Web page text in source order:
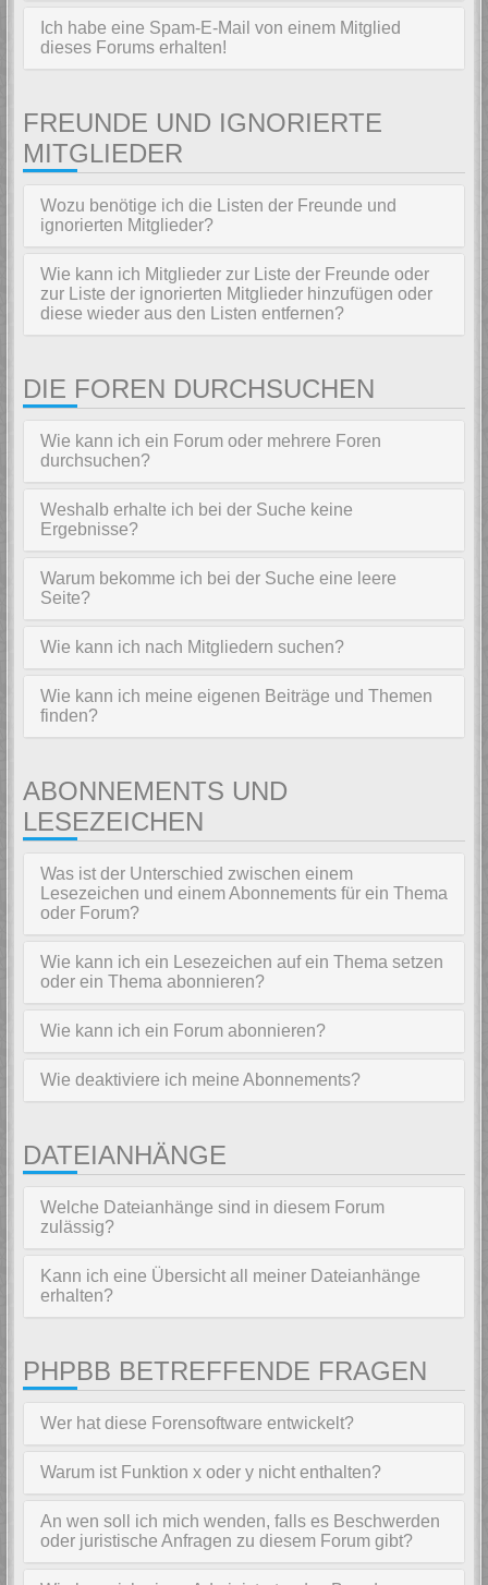
Ich habe eine Spam-E-Mail von einem Mitglied
dieses Forums erhalten!
FREUNDE UND IGNORIERTE
MITGLIEDER
Wozu benötige ich die Listen der Freunde und
ignorierten Mitglieder?
Wie kann ich Mitglieder zur Liste der Freunde oder
zur Liste der ignorierten Mitglieder hinzufügen oder
diese wieder aus den Listen entfernen?
DIE FOREN DURCHSUCHEN
Wie kann ich ein Forum oder mehrere Foren
durchsuchen?
Weshalb erhalte ich bei der Suche keine
Ergebnisse?
Warum bekomme ich bei der Suche eine leere
Seite?
Wie kann ich nach Mitgliedern suchen?
Wie kann ich meine eigenen Beiträge und Themen
finden?
ABONNEMENTS UND
LESEZEICHEN
Was ist der Unterschied zwischen einem
Lesezeichen und einem Abonnements für ein Thema
oder Forum?
Wie kann ich ein Lesezeichen auf ein Thema setzen
oder ein Thema abonnieren?
Wie kann ich ein Forum abonnieren?
Wie deaktiviere ich meine Abonnements?
DATEIANHÄNGE
Welche Dateianhänge sind in diesem Forum
zulässig?
Kann ich eine Übersicht all meiner Dateianhänge
erhalten?
PHPBB BETREFFENDE FRAGEN
Wer hat diese Forensoftware entwickelt?
Warum ist Funktion x oder y nicht enthalten?
An wen soll ich mich wenden, falls es Beschwerden
oder juristische Anfragen zu diesem Forum gibt?